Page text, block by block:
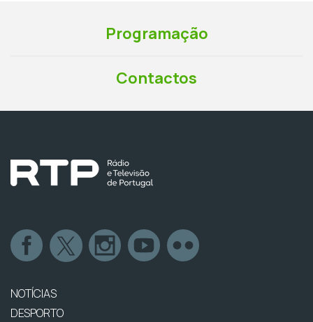
Programação
Contactos
NOTÍCIAS
DESPORTO